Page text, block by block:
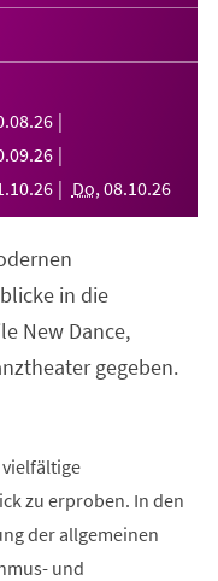
.08.26
.09.26
.10.26 Do, 08.10.26
in die
New Dance,
gegeben.
zu erproben. In den
der allgemeinen
und